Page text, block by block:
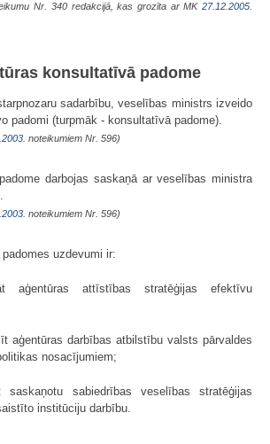
Nr. 340 redakcijā, kas grozīta ar MK27.12.2005.
konsultatīvā padome
sadarbību, veselības ministrs izveido
padomi (turpmāk - konsultatīvā padome).
noteikumiem Nr. 596)
darbojas saskaņā ar veselības ministra
noteikumiem Nr. 596)
uzdevumi ir:
aģentūras attīstības stratēģijas efektīvu
aģentūras darbības atbilstību valsts pārvaldes
nosacījumiem;
saskaņotu sabiedrības veselības stratēģijas
institūciju darbību.